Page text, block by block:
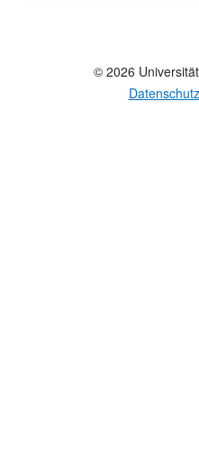
© 2026
Datenschutz